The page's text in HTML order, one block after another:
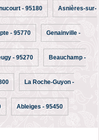
- 95180 Asnières-sur-
- 95770 Genainville -
- 95270 Beauchamp -
La Roche-Guyon -
Ableiges - 95450